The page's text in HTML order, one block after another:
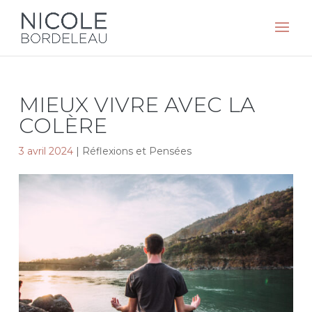
MIEUX VIVRE AVEC LA
COLÈRE
3 avril 2024| Réflexions et Pensées